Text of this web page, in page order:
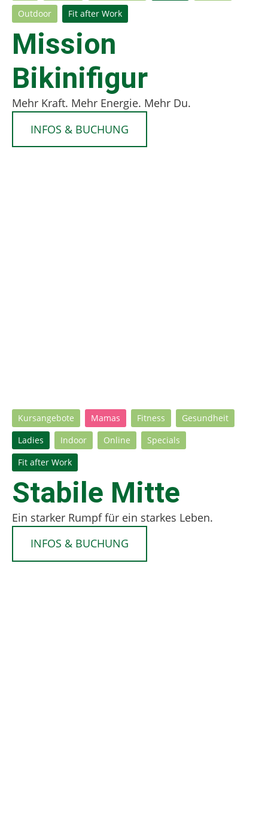
Outdoor Fit after Work
Mission
Bikinifigur
Mehr Kraft. Mehr Energie. Mehr Du.
INFOS & BUCHUNG
Kursangebote Mamas Fitness Gesundheit
Ladies Indoor Online Specials
Fit after Work
Stabile Mitte
Ein starker Rumpf für ein starkes Leben.
INFOS & BUCHUNG